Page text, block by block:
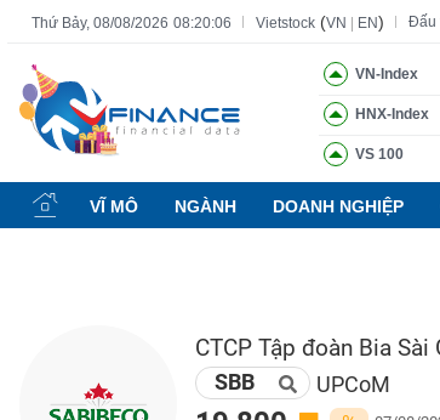
Thứ Bảy, 08/08/2026 08:20:07 Vietstock (VN EN) Đấu
VN-Index
HNX-Index
VS 100
VĨ MÔ NGÀNH DOANH NGHIỆP
CTCP Tập đoàn Bia Sài
SBB UPCoM
Tất cả Tính năng Ngành Mã chứng khoán
Tính
năng
(-)
CHỨNG
KHOÁN